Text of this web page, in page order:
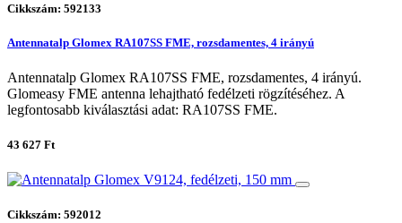
Cikkszám: 592133
Antennatalp Glomex RA107SS FME, rozsdamentes, 4 irányú
Antennatalp Glomex RA107SS FME, rozsdamentes, 4 irányú.
Glomeasy FME antenna lehajtható fedélzeti rögzítéséhez. A
legfontosabb kiválasztási adat: RA107SS FME.
43 627 Ft
Cikkszám: 592012